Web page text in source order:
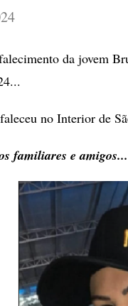
da jovem
no Interior de
familiares e